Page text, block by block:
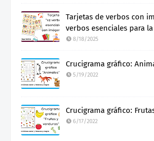
Tarjetas de verbos con
verbos esenciales para la
8/18/2025
Crucigrama gráfico:
5/19/2022
Crucigrama gráfico:
6/17/2022